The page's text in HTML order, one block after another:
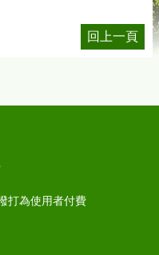
回上一頁
為使用者付費